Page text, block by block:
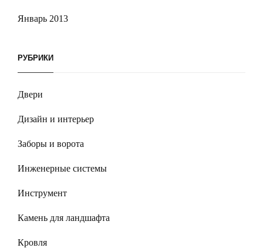
Январь 2013
РУБРИКИ
Двери
Дизайн и интерьер
Заборы и ворота
Инженерные системы
Инструмент
Камень для ландшафта
Кровля